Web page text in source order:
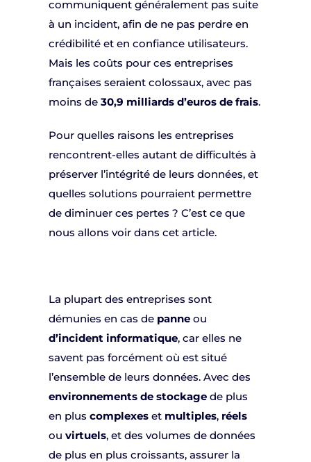
communiquent généralement pas suite
à un incident, afin de ne pas perdre en
crédibilité et en confiance utilisateurs.
Mais les coûts pour ces entreprises
françaises seraient colossaux, avec pas
moins de30,9 milliards d’euros de frais.
Pour quelles raisons les entreprises
rencontrent-elles autant de difficultés à
préserver l’intégrité de leurs données, et
quelles solutions pourraient permettre
de diminuer ces pertes ? C’est ce que
nous allons voir dans cet article.
La plupart des entreprises sont
démunies en cas de panneou
d’incident informatique, car elles ne
savent pas forcément où est situé
l’ensemble de leurs données. Avec des
environnements de stockagede plus
en plus complexeset multiples,réels
ou virtuels, et des volumes de données
de plus en plus croissants, assurer la